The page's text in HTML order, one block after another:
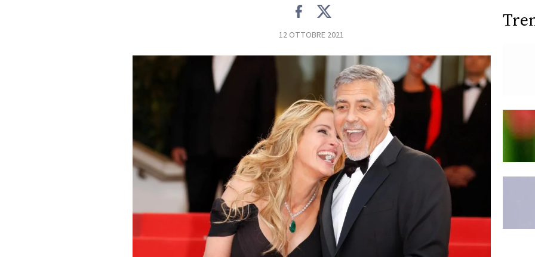
EVENTI
VIDEO
TV
12 OTTOBRE 2021